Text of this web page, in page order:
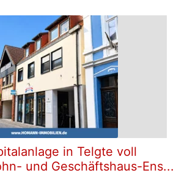
in Telgte voll
und Geschäftshaus-Ens...